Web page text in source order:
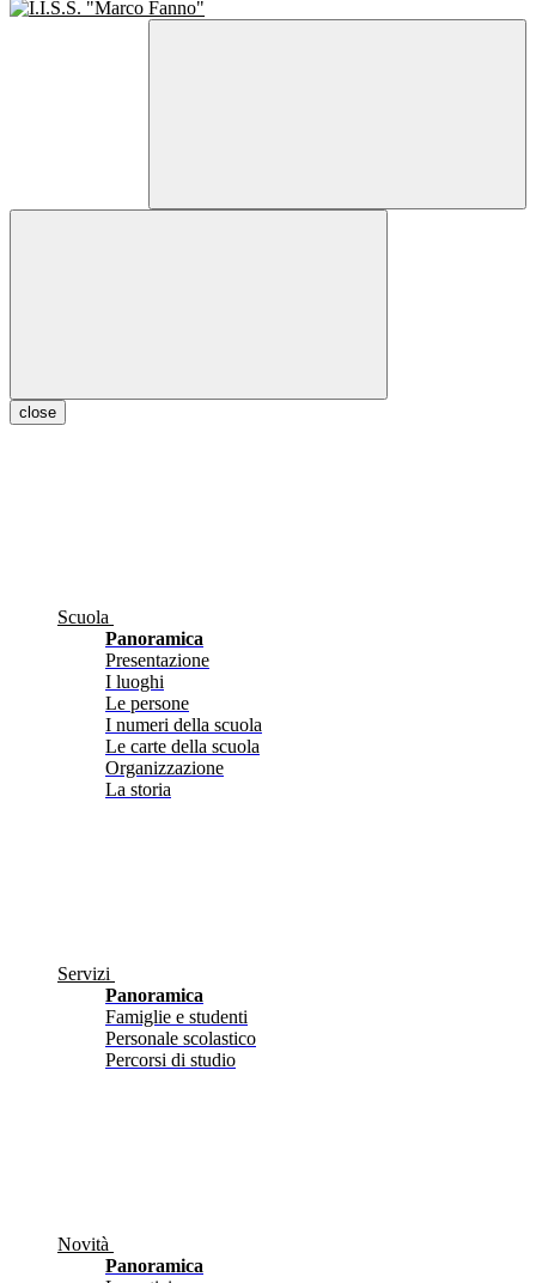
close
Scuola
Panoramica
Presentazione
I luoghi
Le persone
I numeri della scuola
Le carte della scuola
Organizzazione
La storia
Servizi
Panoramica
Famiglie e studenti
Personale scolastico
Percorsi di studio
Novità
Panoramica